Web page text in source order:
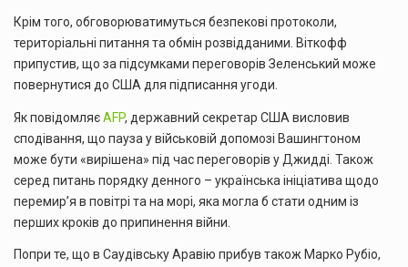
Крім того, обговорюватимуться безпекові протоколи,
територіальні питання та обмін розвідданими. Віткофф
припустив, що за підсумками переговорів Зеленський може
повернутися до США для підписання угоди.
Як повідомляєAFP, державний секретар США висловив
сподівання, що пауза у військовій допомозі Вашингтоном
може бути «вирішена» під час переговорів у Джидді. Також
серед питань порядку денного – українська ініціатива щодо
перемир’я в повітрі та на морі, яка могла б стати одним із
перших кроків до припинення війни.
Попри те, що в Саудівську Аравію прибув також Марко Рубіо,